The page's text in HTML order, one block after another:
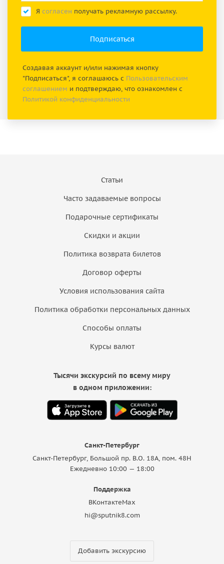
Я согласен получать рекламную рассылку.
Создавая аккаунт и/или нажимая кнопку
"Подписаться", я соглашаюсь с Пользовательским
соглашением и подтверждаю, что ознакомлен с
Политикой конфиденциальности
Статьи
Часто задаваемые вопросы
Подарочные сертификаты
Скидки и акции
Политика возврата билетов
Договор оферты
Условия использования сайта
Политика обработки персональных данных
Способы оплаты
Курсы валют
Санкт-Петербург
Санкт-Петербург, Большой пр. В.О. 18A, пом. 48Н
Ежедневно 10:00 — 18:00
Поддержка
ВКонтактеMax
hi@sputnik8.com
Добавить экскурсию
Тысячи экскурсий по всему миру
в одном приложении: